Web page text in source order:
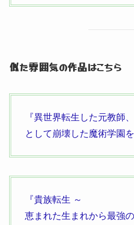
似た雰囲気の作品はこちら
『異世界転生した元教師、
として崩壊した魔術学園を
『貴族転生 ～
恵まれた生まれから最強の